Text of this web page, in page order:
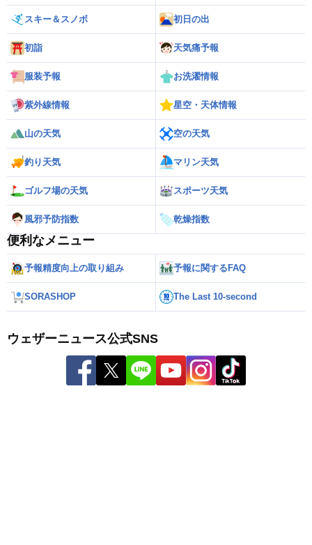
スキー＆スノボ 初日の出
初詣 天気痛予報
服装予報 お洗濯情報
紫外線情報 星空・天体情報
山の天気 空の天気
釣り天気 マリン天気
ゴルフ場の天気 スポーツ天気
風邪予防指数 乾燥指数
便利なメニュー
予報精度向上の取り組み 予報に関するFAQ
SORASHOP The Last 10-second
ウェザーニュース公式SNS